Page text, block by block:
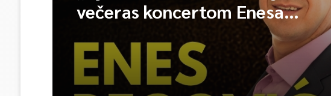
večeras koncertom Enesa